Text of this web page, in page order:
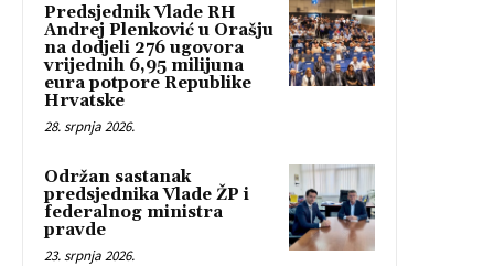
Predsjednik Vlade RH
Andrej Plenković u Orašju
na dodjeli 276 ugovora
vrijednih 6,95 milijuna
eura potpore Republike
Hrvatske
28. srpnja 2026.
Održan sastanak
predsjednika Vlade ŽP i
federalnog ministra
pravde
23. srpnja 2026.